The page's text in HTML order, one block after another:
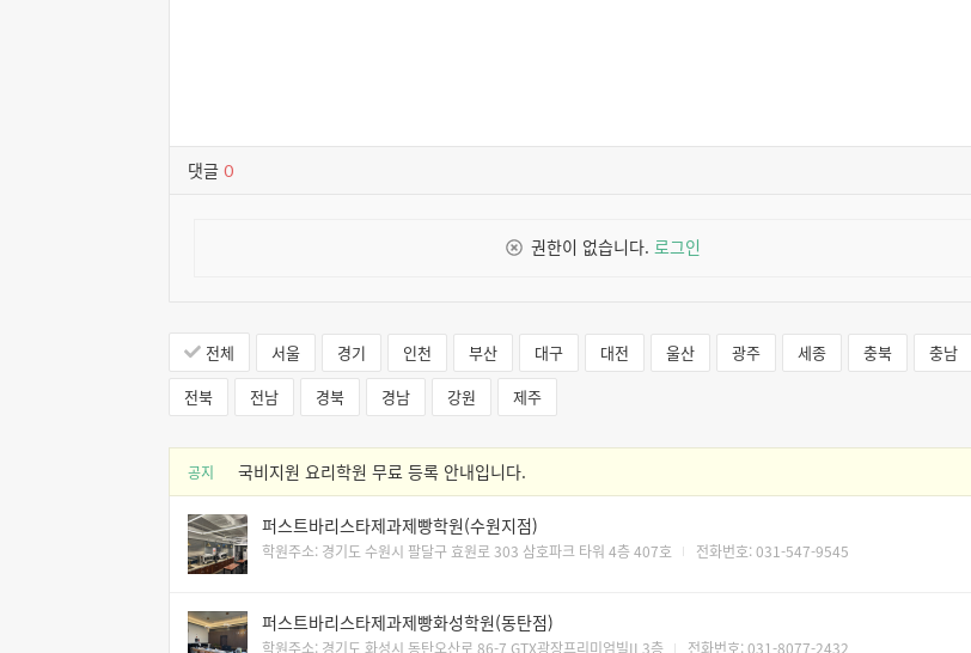
댓글 0
권한이 없습니다. 로그인
전체 서울 경기 인천 부산 대구 대전 울산 광주 세종 충북
충남
전북
전남 경북 경남 강원 제주
공지 국비지원 요리학원 무료 등록 안내입니다.
퍼스트바리스타제과제빵학원(수원지점)
학원주소: 경기도 수원시 팔달구 효원로 303 삼호파크 타워 4층 407호 전화번호: 031-547-9545
퍼스트바리스타제과제빵화성학원(동탄점)
학원주소: 경기도 화성시 동탄오산로 86-7 GTX광장프리미엄빌II 3층 전화번호: 031-8077-2432